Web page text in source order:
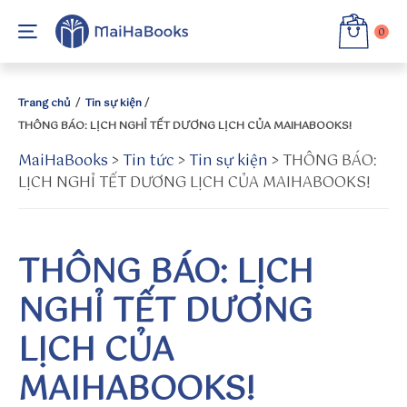
0
Trang chủ / Tin sự kiện/
THÔNG BÁO: LỊCH NGHỈ TẾT DƯƠNG LỊCH CỦA MAIHABOOKS!
h
tt
u
n
w
in
to
.t
MaiHaBooks >Tin tức >Tin sự kiện >THÔNG BÁO:
LỊCH NGHỈ TẾT DƯƠNG LỊCH CỦA MAIHABOOKS!
THÔNG BÁO: LỊCH
NGHỈ TẾT DƯƠNG
LỊCH CỦA
MAIHABOOKS!